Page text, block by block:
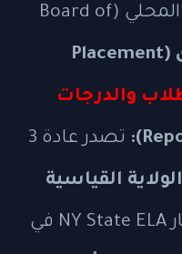
عبر الموقع الإلكتروني لمكتب التعليم المحلي (Board of
اخضع لاختبارات تحديد المستوى (Placement
والدرجات
تصدر عادة 3
القياسية
تُجرى لقياس أداء الطلاب والمدارس، مثل اختبار NY State ELA في